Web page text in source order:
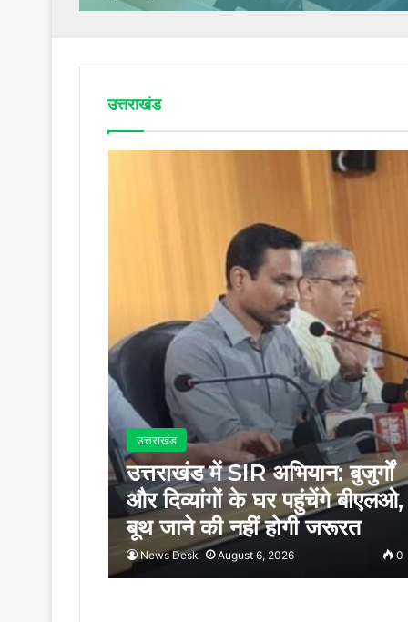
उत्तराखंड
उत्तराखंड
उत्तराखंड में SIR अभियान: बुजुर्गों
और दिव्यांगों के घर पहुंचेंगे बीएलओ,
बूथ जाने की नहीं होगी जरूरत
News Desk August 6, 2026 0